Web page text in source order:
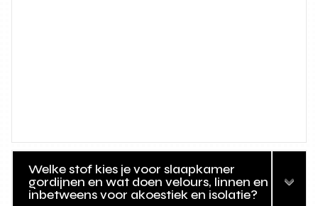
Welke stof kies je voor slaapkamer
gordijnen en wat doen velours, linnen en
inbetweens voor akoestiek en isolatie?